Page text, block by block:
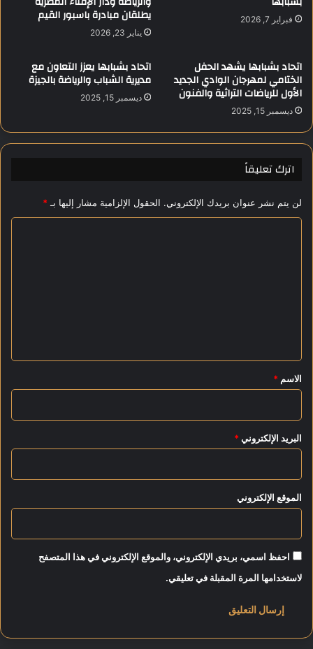
ي
ل
ل
م
س
ف
ظ
ه
ر
ا
ل
م
ي
م
ع
ي
ف
ر
و
ل
فبراير 7, 2026 يطلقان مبادرة باسبور القيم
يناير 23, 2026
اتحاد بشبابها يشهد الحفل
الختامي لمهرجان الوادي الجديد
الأول للرياضات التراثية والفنون
ديسمبر 15, 2025
اتحاد بشبابها يعزز التعاون مع
مديرية الشباب والرياضة بالجيزة
ديسمبر 15, 2025
اترك تعليقاً
لن يتم نشر عنوان بريدك الإلكتروني. الحقول الإلزامية مشار إليها بـ *
*
الاسم *
البريد الإلكتروني *
الموقع الإلكتروني
احفظ اسمي، بريدي الإلكتروني، والموقع الإلكتروني في هذا المتصفح
لاستخدامها المرة المقبلة في تعليقي.